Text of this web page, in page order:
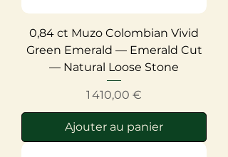
0,84 ct Muzo Colombian Vivid
Green Emerald — Emerald Cut
— Natural Loose Stone
Prix
1 410,00 €
Ajouter au panier